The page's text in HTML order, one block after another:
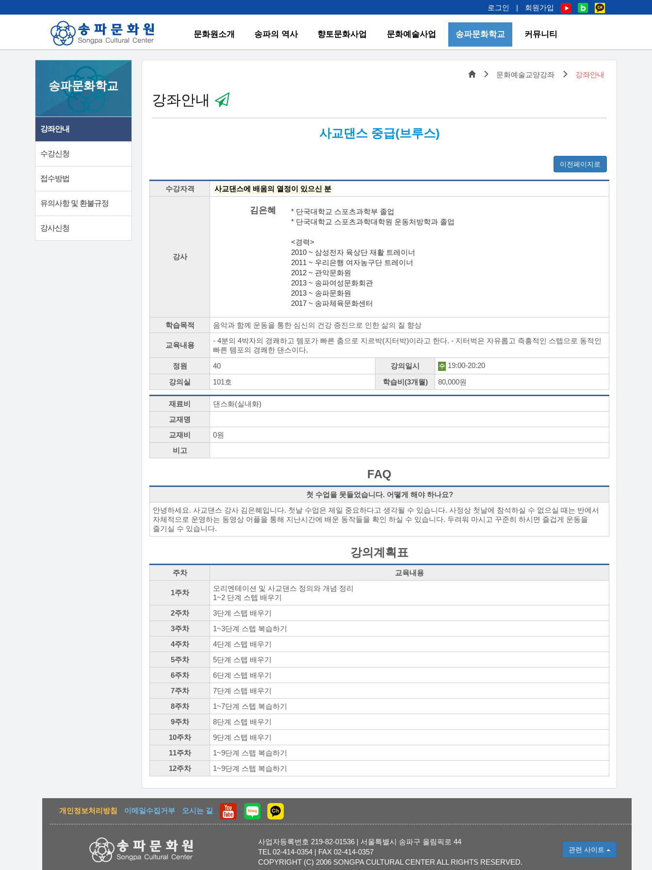
로그인 | 회원가입
문화원소개 송파의 역사 향토문화사업 문화예술사업 송파문화학교 커뮤니티
송파문화학교
강좌안내
수강신청
접수방법
유의사항 및 환불규정
강사신청
문화예술교양강좌 강좌안내
강좌안내
사교댄스 중급(브루스)
이전페이지로
수강자격 사교댄스에 배움의 열정이 있으신 분
강사
김은혜
* 단국대학교 스포츠과학부 졸업
* 단국대학교 스포츠과학대학원 운동처방학과 졸업
<경력>
2010 ~ 삼성전자 육상단 재활 트레이너
2011 ~ 우리은행 여자농구단 트레이너
2012 ~ 관악문화원
2013 ~ 송파여성문화회관
2013 ~ 송파문화원
2017 ~ 송파체육문화센터
학습목적 음악과 함께 운동을 통한 심신의 건강 증진으로 인한 삶의 질 향상
교육내용
- 4분의 4박자의 경쾌하고 템포가 빠른 춤으로 지르박(지터박)이라고 한다. - 지터벅은 자유롭고 즉흥적인 스텝으로 동적인
빠른 템포의 경쾌한 댄스이다.
정원
40 강의일시 수 19:00-20:20
강의실
101호 학습비(3개월) 80,000원
재료비
댄스화(실내화)
교재명
교재비
0원
비고
FAQ
첫 수업을 못들었습니다. 어떻게 해야 하나요?
안녕하세요. 사교댄스 강사 김은혜입니다. 첫날 수업은 제일 중요하다고 생각될 수 있습니다. 사정상 첫날에 참석하실 수 없으실 때는 반에서
자체적으로 운영하는 동영상 어플을 통해 지난시간에 배운 동작들을 확인 하실 수 있습니다. 두려워 마시고 꾸준히 하시면 즐겁게 운동을
즐기실 수 있습니다.
강의계획표
주차 교육내용
1주차
오리엔테이션 및 사교댄스 정의와 개념 정리
1~2 단계 스텝 배우기
2주차
3단계 스텝 배우기
3주차
1~3단계 스텝 복습하기
4주차
4단계 스텝 배우기
5주차
5단계 스텝 배우기
6주차
6단계 스텝 배우기
7주차
7단계 스텝 배우기
8주차
1~7단계 스텝 복습하기
9주차
8단계 스텝 배우기
10주차
9단계 스텝 배우기
11주차
1~9단계 스텝 복습하기
12주차
1~9단계 스텝 복습하기
개인정보처리방침 이메일수집거부 오시는 길
사업자등록번호 219-82-01536 | 서울특별시 송파구 올림픽로 44
TEL 02-414-0354 | FAX 02-414-0357
COPYRIGHT (C) 2006 SONGPA CULTURAL CENTER ALL RIGHTS RESERVED.
관련 사이트